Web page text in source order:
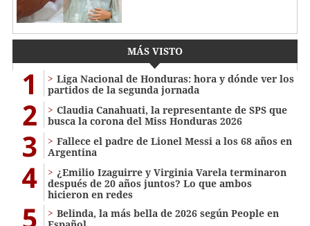
MÁS VISTO
1
Liga Nacional de Honduras: hora y dónde ver los
partidos de la segunda jornada
2
Claudia Canahuati, la representante de SPS que
busca la corona del Miss Honduras 2026
3
Fallece el padre de Lionel Messi a los 68 años en
Argentina
4
¿Emilio Izaguirre y Virginia Varela terminaron
después de 20 años juntos? Lo que ambos
hicieron en redes
5
Belinda, la más bella de 2026 según People en